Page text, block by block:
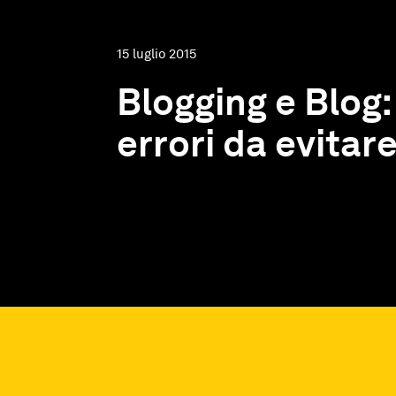
15 luglio 2015
Blogging e
errori da